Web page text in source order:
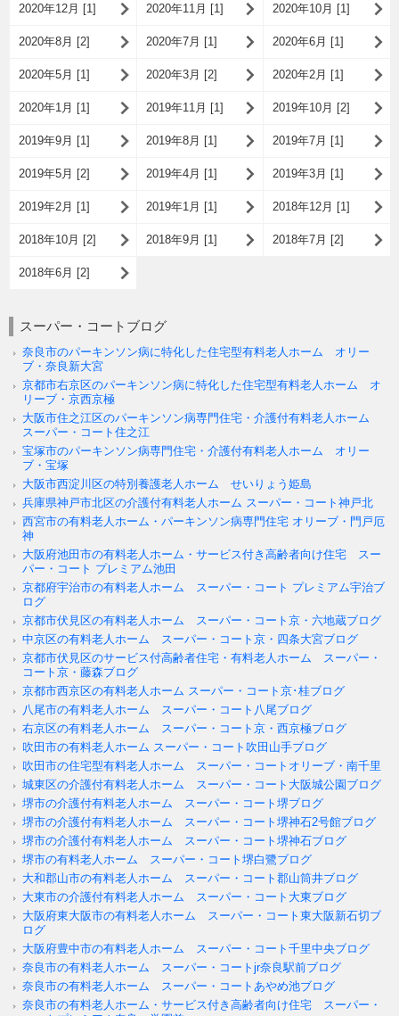
2020年12月 [1] 2020年11月 [1] 2020年10月 [1]
2020年8月 [2] 2020年7月 [1] 2020年6月 [1]
2020年5月 [1] 2020年3月 [2] 2020年2月 [1]
2020年1月 [1] 2019年11月 [1] 2019年10月 [2]
2019年9月 [1] 2019年8月 [1] 2019年7月 [1]
2019年5月 [2] 2019年4月 [1] 2019年3月 [1]
2019年2月 [1] 2019年1月 [1] 2018年12月 [1]
2018年10月 [2] 2018年9月 [1] 2018年7月 [2]
2018年6月 [2]
スーパー・コートブログ
奈良市のパーキンソン病に特化した住宅型有料老人ホーム オリー
ブ・奈良新大宮
京都市右京区のパーキンソン病に特化した住宅型有料老人ホーム オ
リーブ・京西京極
大阪市住之江区のパーキンソン病専門住宅・介護付有料老人ホーム
スーパー・コート住之江
宝塚市のパーキンソン病専門住宅・介護付有料老人ホーム オリー
ブ・宝塚
大阪市西淀川区の特別養護老人ホーム せいりょう姫島
兵庫県神戸市北区の介護付有料老人ホーム スーパー・コート神戸北
西宮市の有料老人ホーム・パーキンソン病専門住宅 オリーブ・門戸厄
神
大阪府池田市の有料老人ホーム・サービス付き高齢者向け住宅 スー
パー・コート プレミアム池田
京都府宇治市の有料老人ホーム スーパー・コート プレミアム宇治ブ
ログ
京都市伏見区の有料老人ホーム スーパー・コート京・六地蔵ブログ
中京区の有料老人ホーム スーパー・コート京・四条大宮ブログ
京都市伏見区のサービス付高齢者住宅・有料老人ホーム スーパー・
コート京・藤森ブログ
京都市西京区の有料老人ホーム スーパー・コート京･桂ブログ
八尾市の有料老人ホーム スーパー・コート八尾ブログ
右京区の有料老人ホーム スーパー・コート京・西京極ブログ
吹田市の有料老人ホーム スーパー・コート吹田山手ブログ
吹田市の住宅型有料老人ホーム スーパー・コートオリーブ・南千里
城東区の介護付有料老人ホーム スーパー・コート大阪城公園ブログ
堺市の介護付有料老人ホーム スーパー・コート堺ブログ
堺市の介護付有料老人ホーム スーパー・コート堺神石2号館ブログ
堺市の介護付有料老人ホーム スーパー・コート堺神石ブログ
堺市の有料老人ホーム スーパー・コート堺白鷺ブログ
大和郡山市の有料老人ホーム スーパー・コート郡山筒井ブログ
大東市の介護付有料老人ホーム スーパー・コート大東ブログ
大阪府東大阪市の有料老人ホーム スーパー・コート東大阪新石切ブ
ログ
大阪府豊中市の有料老人ホーム スーパー・コート千里中央ブログ
奈良市の有料老人ホーム スーパー・コートjr奈良駅前ブログ
奈良市の有料老人ホーム スーパー・コートあやめ池ブログ
奈良市の有料老人ホーム・サービス付き高齢者向け住宅 スーパー・